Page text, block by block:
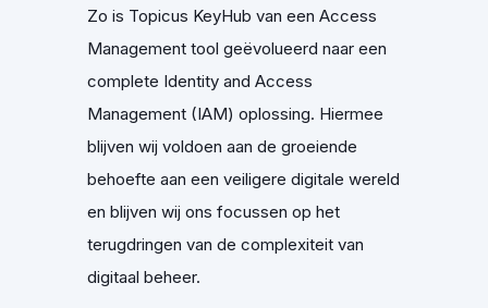
Zo is Topicus KeyHub van een Access
Management tool geëvolueerd naar een
complete Identity and Access
Management (IAM) oplossing. Hiermee
blijven wij voldoen aan de groeiende
behoefte aan een veiligere digitale wereld
en blijven wij ons focussen op het
terugdringen van de complexiteit van
digitaal beheer.